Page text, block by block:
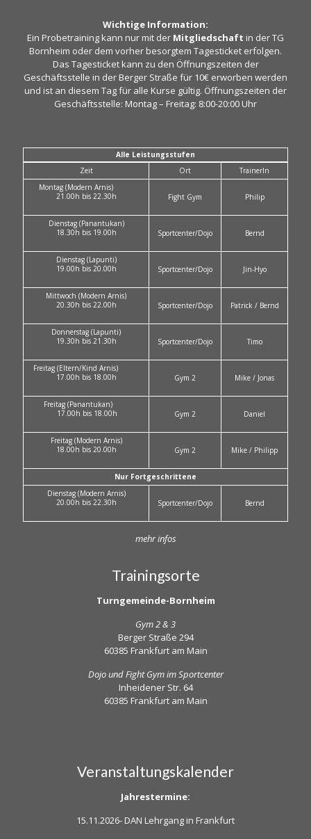
Wichtige Information:
Ein Probetraining kann nur mit der Mitgliedschaft in der TG
Bornheim oder dem vorher besorgtem Tagesticket erfolgen.
Das Tagesticket kann zu den Öffnungszeiten der
Geschäftsstelle in der Berger Straße für 10€ erworben werden
und ist an diesem Tag für alle Kurse gültig. Öffnungszeiten der
Geschäftsstelle: Montag – Freitag: 8:00-20:00 Uhr
Alle Leistungsstufen
Zeit
Ort
TrainerIn
Montag (Modern Arnis)
21.00h bis 22.30h
Fight Gym Philip
Dienstag (Panantukan)
18.30h bis 19.00h
Sportcenter/Dojo Bernd
Dienstag (Lapunti)
19.00h bis 20.00h
Sportcenter/Dojo Jin-Hyo
Mittwoch (Modern Arnis)
20.30h bis 22.00h
Sportcenter/Dojo Patrick / Bernd
Donnerstag (Lapunti)
19.30h bis 21.30h
Sportcenter/Dojo Timo
Freitag (Eltern/Kind Arnis)
17.00h bis 18.00h
Gym 2 Mike / Jonas
Freitag (Panantukan)
17.00h bis 18.00h
Gym 2 Daniel
Freitag (Modern Arnis)
18.00h bis 20.00h
Gym 2 Mike / Philipp
Nur Fortgeschrittene
Dienstag (Modern Arnis)
20.00h bis 22.30h
Sportcenter/Dojo Bernd
mehr infos
Trainingsorte
Turngemeinde-Bornheim
Gym 2 & 3
Berger Straße 294
60385 Frankfurt am Main
Dojo und Fight Gym im Sportcenter
Inheidener Str. 64
60385 Frankfurt am Main
Veranstaltungskalender
Jahrestermine:
15.11.2026- DAN Lehrgang in Frankfurt